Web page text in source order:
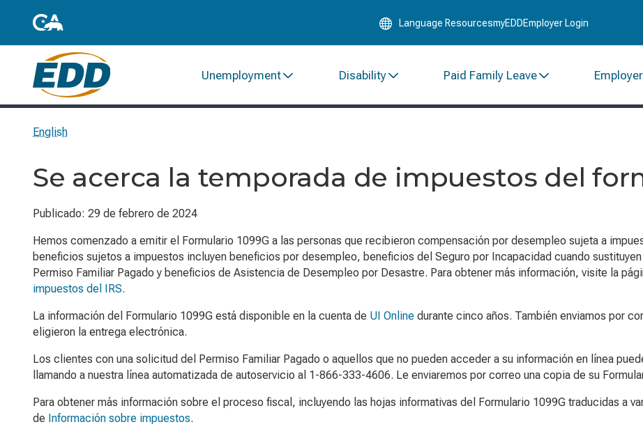
to
Language ResourcesmyEDDEmployer Login
Unemployment Disability Paid Family Leave
English
Se acerca la temporada de impuestos del
Publicado: 29 de febrero de 2024
Hemos comenzado a emitir el Formulario 1099G a las personas que recibieron compensación por desempleo sujeta a
beneficios sujetos a impuestos incluyen beneficios por desempleo, beneficios del Seguro por Incapacidad cuando
Permiso Familiar Pagado y beneficios de Asistencia de Desempleo por Desastre. Para obtener más información, visite la
impuestos del IRS.
La información del Formulario 1099G está disponible en la cuenta de UI Online durante cinco años. También enviamos por
eligieron la entrega electrónica.
Los clientes con una solicitud del Permiso Familiar Pagado o aquellos que no pueden acceder a su información en línea
llamando a nuestra línea automatizada de autoservicio al 1-866-333-4606. Le enviaremos por correo una copia de su
Para obtener más información sobre el proceso fiscal, incluyendo las hojas informativas del Formulario 1099G traducidas a
de Información sobre impuestos.